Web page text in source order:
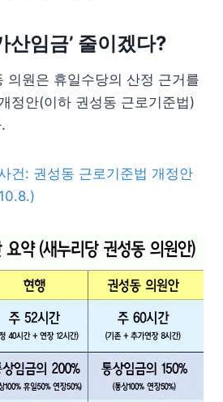
산임금’ 줄이겠다?
의원은 휴일수당의 산정 근거를
정안(이하 권성동 근로기준법)
건: 권성동 근로기준법 개정안